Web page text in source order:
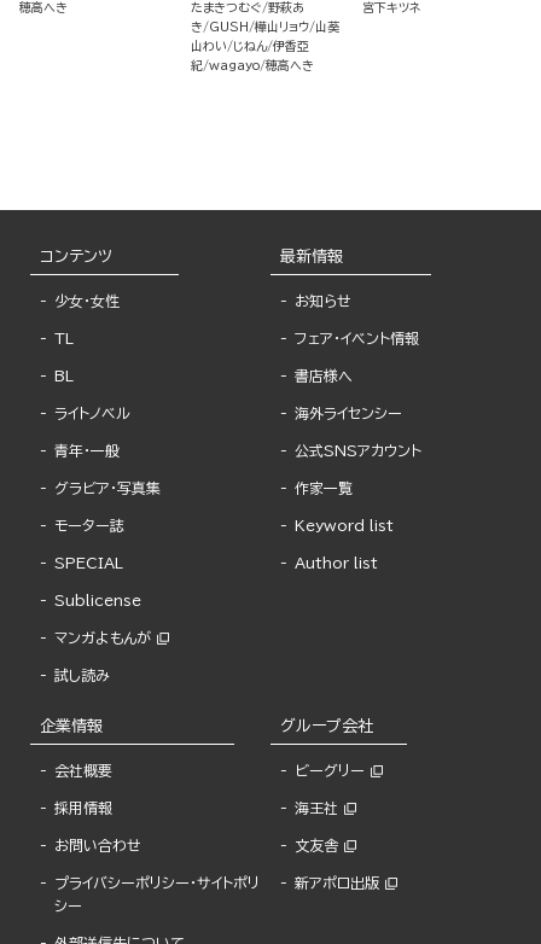
穂高へき たまきつむぐ 野萩あ
き
GUSH 樺山リョウ 山葵
山わい
じねん 伊香亞
紀 wagayo 穂高へき
宮下キツネ
コンテンツ
少女・女性
TL
BL
ライトノベル
青年・一般
グラビア・写真集
モーター誌
SPECIAL
Sublicense
マンガよもんが
試し読み
最新情報
お知らせ
フェア・イベント情報
書店様へ
海外ライセンシー
公式SNSアカウント
作家一覧
Keyword list
Author list
企業情報
会社概要
採用情報
お問い合わせ
プライバシーポリシー・サイトポリ
シー
グループ会社
ビーグリー
海王社
文友舎
新アポロ出版